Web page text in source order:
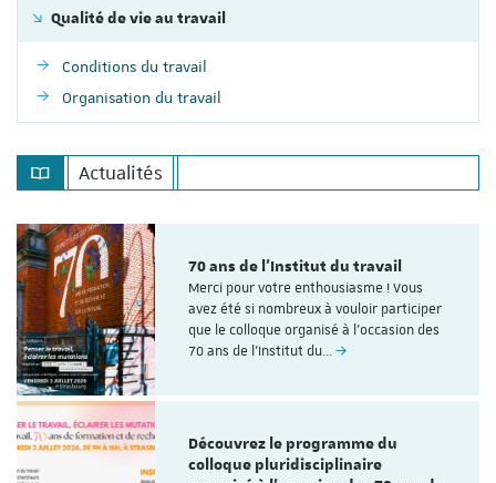
Qualité de vie au travail
Conditions du travail
Organisation du travail
Actualités
70 ans de l'Institut du travail
Merci pour votre enthousiasme ! Vous
avez été si nombreux à vouloir participer
que le colloque organisé à l'occasion des
70 ans de l’Institut du…
Découvrez le programme du
colloque pluridisciplinaire